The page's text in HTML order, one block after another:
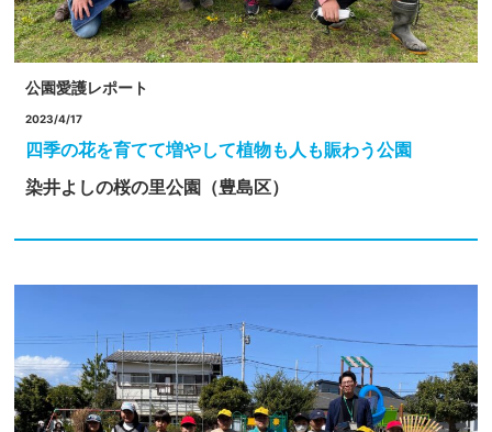
公園愛護レポート
2023/4/17
四季の花を育てて増やして植物も人も賑わう公園
染井よしの桜の里公園（豊島区）